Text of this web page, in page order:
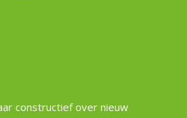
constructief over nieuw